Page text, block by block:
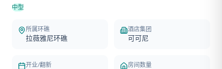
中型
所属环礁
拉薇雅尼环礁
酒店集团
可可尼
开业/翻新 房间数量